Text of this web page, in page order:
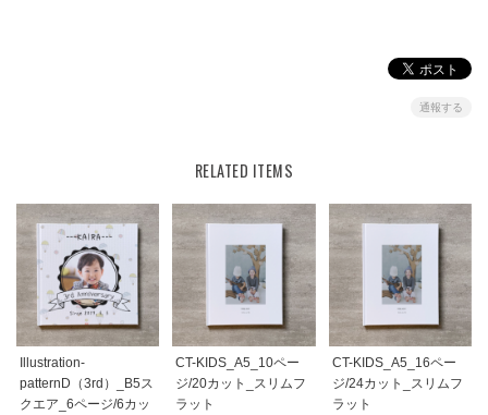
通報する
RELATED ITEMS
Illustration-
patternD（3rd）_B5ス
クエア_6ページ/6カッ
CT-KIDS_A5_10ペー
ジ/20カット_スリムフ
ラット
CT-KIDS_A5_16ペー
ジ/24カット_スリムフ
ラット